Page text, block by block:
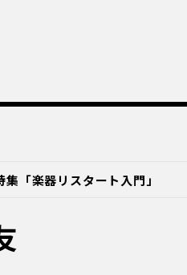
集「楽器リスタート入門」